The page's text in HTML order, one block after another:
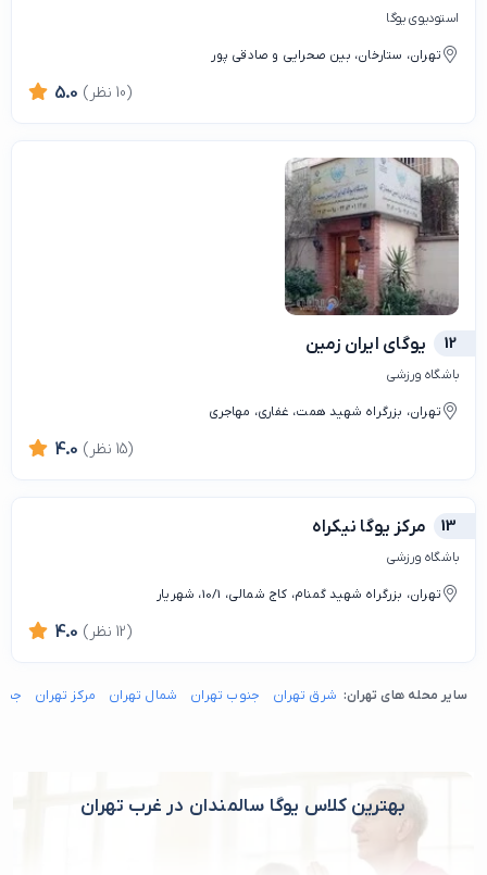
استودیوی یوگا
تهران، ستارخان، بین صحرایی و صادقی پور
5.0 (10 نظر)
12 یوگای ایران زمین
باشگاه ورزشی
تهران، بزرگراه شهید همت، غفاری، مهاجری
4.0 (15 نظر)
13 مرکز یوگا نیکراه
باشگاه ورزشی
تهران، بزرگراه شهید گمنام، کاج شمالی، 10/1، شهریار
4.0 (12 نظر)
سایر محله های تهران: شرق تهران جنوب تهران شمال تهران مرکز تهران
بهترین کلاس یوگا سالمندان در غرب تهران